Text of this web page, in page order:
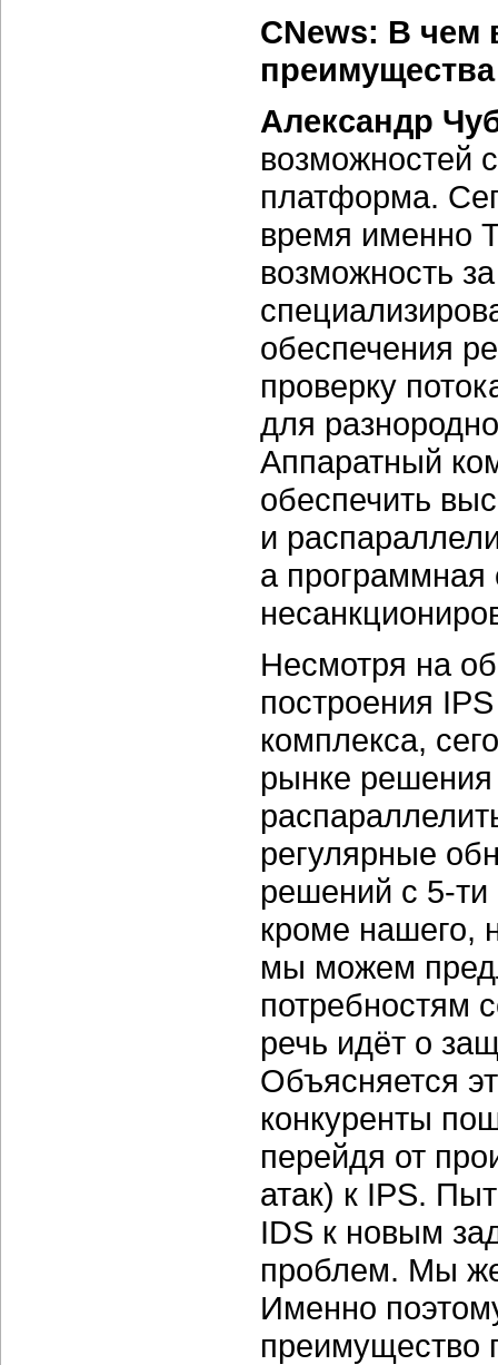
CNews: В чем
Александр
возможностей
платформа.
время именно
возможность
обеспечения
проверку
для
Аппаратный
обеспечить
и
а
Несмотря на
построения
комплекса,
рынке
регулярные
решений с 5-ти
кроме нашего,
мы можем
потребностям
речь идёт о
Объясняется
конкуренты
перейдя от
атак) к IPS.
IDS к новым
проблем. Мы
Именно
преимущество